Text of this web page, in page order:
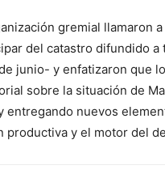
gremial llamaron
del catastro difundido
junio- y enfatizaron que
sobre la situación de
entregando nuevos
productiva y el motor del